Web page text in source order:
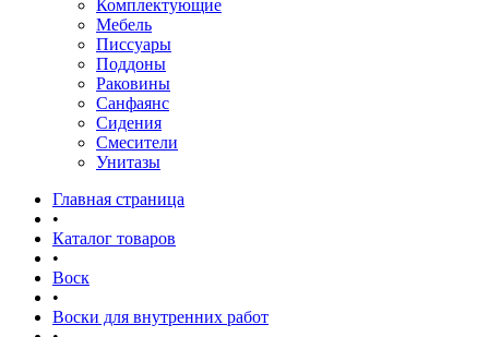
Комплектующие
Мебель
Писсуары
Поддоны
Раковины
Санфаянс
Сидения
Смесители
Унитазы
Главная страница
•
Каталог товаров
•
Воск
•
Воски для внутренних работ